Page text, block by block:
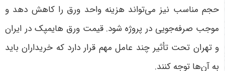
حجم مناسب نیز می‌تواند هزینه واحد ورق را کاهش دهد و
موجب صرفه‌جویی در پروژه شود. قیمت ورق هایمپک در ایران
و تهران تحت تأثیر چند عامل مهم قرار دارد که خریداران باید
به آن‌ها توجه کنند.